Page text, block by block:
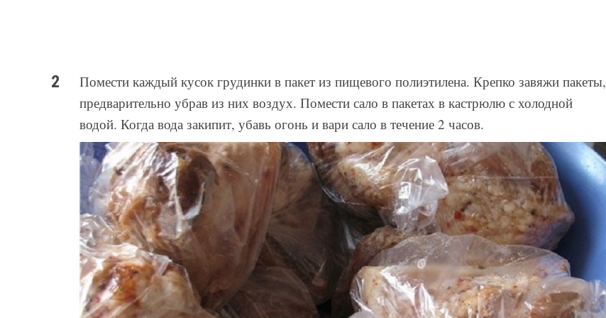
Помести каждый кусок грудинки в пакет из пищевого полиэтилена. Крепко завяжи пакеты,
предварительно убрав из них воздух. Помести сало в пакетах в кастрюлю с холодной
водой. Когда вода закипит, убавь огонь и вари сало в течение 2 часов.